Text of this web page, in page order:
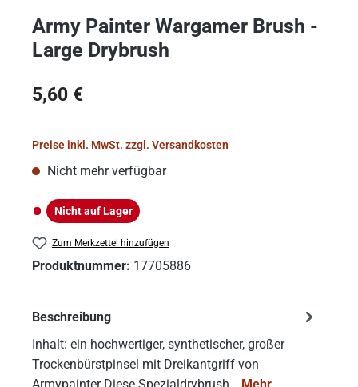
Army Painter Wargamer Brush -
Large Drybrush
Regulärer Preis:
5,60 €
Preise inkl. MwSt. zzgl. Versandkosten
Nicht mehr verfügbar
Nicht auf Lager
Nicht auf Lager
Zum Merkzettel hinzufügen
Produktnummer: 17705886
Beschreibung
Inhalt: ein hochwertiger, synthetischer, großer
Trockenbürstpinsel mit Dreikantgriff von